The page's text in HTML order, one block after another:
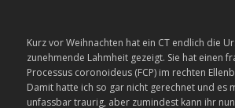
Kurz vor Weihnachten hat ein CT endlich die
zunehmende Lahmheit gezeigt. Sie hat einen
Processus coronoideus (FCP) im rechten
Damit hatte ich so gar nicht gerechnet und es
unfassbar traurig, aber zumindest kann ihr